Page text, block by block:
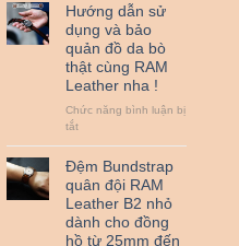
Hướng dẫn sử
dụng và bảo
quản đồ da bò
thật cùng RAM
Leather nha !
Chức năng bình luận bị
tắtở
sử
dụng
và
bảo
quản
Đệm Bundstrap
quân đội RAM
Leather B2 nhỏ
dành cho đồng
hồ từ 25mm đến